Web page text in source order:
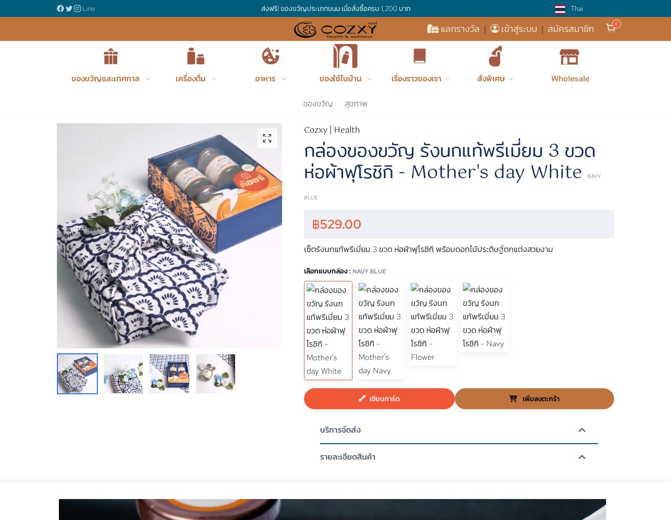
Line ส่งฟรี! ของขวัญประเภทขนม เมื่อสั่งซื้อครบ 1,200 บาท Thai
แลกรางวัล | เข้าสู่ระบบ | สมัครสมาชิก
ของขวัญและเทศกาล เครื่องดื่ม อาหาร ของใช้ในบ้าน เรื่องราวของเรา สั่งพิเศษ Wholesale
ของขวัญ สุขภาพ
Cozxy | Health
กล่องของขวัญ รังนกแท้พรีเมี่ยม 3 ขวด
ห่อผ้าฟุโรชิกิ - Mother's day White NAVY
BLUE
฿529.00
เซ็ตรังนกแท้พรีเมี่ยม 3 ขวด ห่อผ้าฟุโรชิกิ พร้อมดอกไม้ประดิษฐ์ตกแต่งสวยงาม
เลือกแบบกล่อง : NAVY BLUE
เขียนการ์ด เพิ่มลงตะกร้า
บริการจัดส่ง
รายละเอียดสินค้า